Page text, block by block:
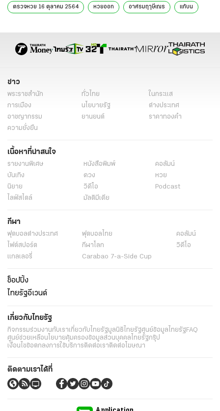
ตรวจหวย 16 ตุลาคม 2564 หวยออก อาศรมฤๅษีเณร แก้บน
ข่าว
พระราชสำนัก ทั่วไทย
ในกระแส
การเมือง
นโยบายรัฐ
ต่างประเทศ
อาชญากรรม
ยานยนต์
ราคาทองคำ
ความยั่งยืน
เนื้อหาที่น่าสนใจ
รายงานพิเศษ หนังสือพิมพ์
คอลัมน์
บันเทิง
ดวง
หวย
นิยาย
วิดีโอ
Podcast
ไลฟ์สไตล์
มัลติมีเดีย
กีฬา
ฟุตบอลต่่างประเทศ ฟุตบอลไทย
คอลัมน์
ไฟต์สปอร์ต
กีฬาโลก
วิดีโอ
แกลเลอรี่
Carabao 7-a-Side Cup
ช็อปปิ้ง
ไทยรัฐอีเวนต์
เกี่ยวกับไทยรัฐ
กิจกรรมร่วมงานกับเราเกี่ยวกับไทยรัฐมูลนิธิไทยรัฐศูนย์ข้อมูลไทยรัฐFAQ
ศูนย์ช่วยเหลือนโยบายคุ้มครองข้อมูลส่วนบุคคลไทยรัฐกรุ๊ป
เงื่อนไขข้อตกลงการใช้บริการติดต่อเราติดต่อโฆษณา
ติดตามเราได้ที่